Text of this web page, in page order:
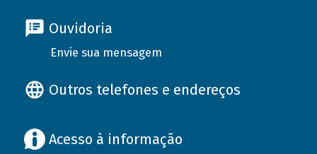
Ouvidoria
Envie sua mensagem
Outros telefones e endereços
Acesso à informação